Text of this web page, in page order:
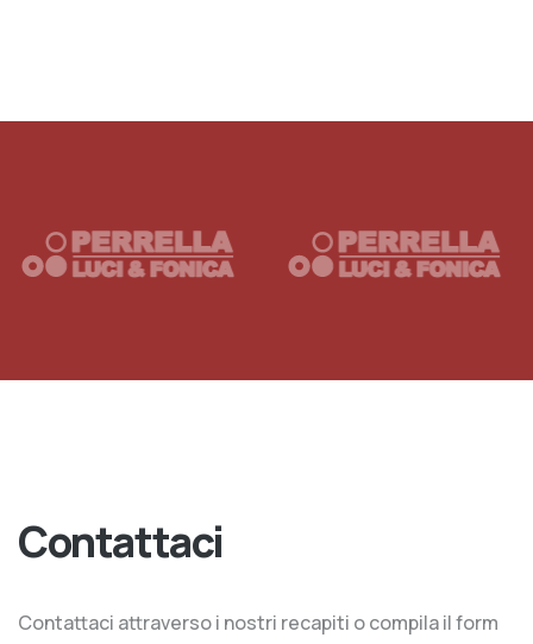
Contattaci
Contattaci attraverso i nostri recapiti o compila il form